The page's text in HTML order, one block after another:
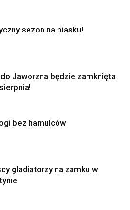
sezon na piasku!
Jaworzna będzie zamknięta
bez hamulców
gladiatorzy na zamku w